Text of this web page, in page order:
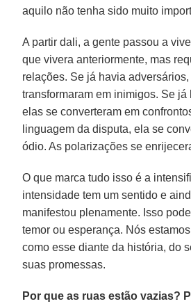
aquilo não tenha sido muito
A partir dali, a gente passou a
que vivera anteriormente, mas
relações. Se já havia
transformaram em inimigos. Se já
elas se converteram em
linguagem da disputa, ela se
ódio. As polarizações se
O que marca tudo isso é a
intensidade tem um sentido e
manifestou plenamente. Isso
temor ou esperança. Nós
como esse diante da história, do
suas promessas.
Por que as ruas estão vazias?